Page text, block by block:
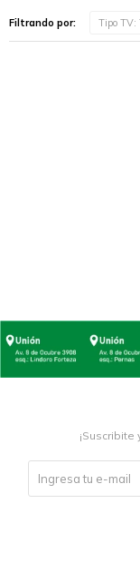
Filtrando por: Tipo TV: